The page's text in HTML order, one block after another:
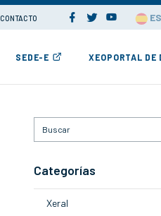
CONTACTO ES
SEDE-E XEOPORTAL DE
Categorías
Xeral